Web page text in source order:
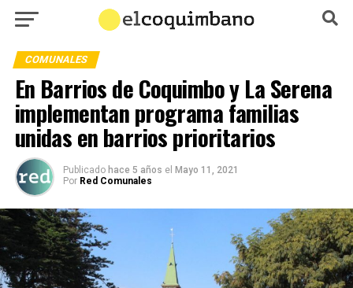
COMUNALES
En Barrios de Coquimbo y La Serena
implementan programa familias
unidas en barrios prioritarios
Publicado hace 5 años el Mayo 11, 2021
Por Red Comunales